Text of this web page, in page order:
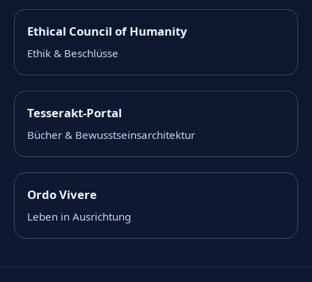
Ethical Council of Humanity
Ethik & Beschlüsse
Tesserakt-Portal
Bücher & Bewusstseinsarchitektur
Ordo Vivere
Leben in Ausrichtung